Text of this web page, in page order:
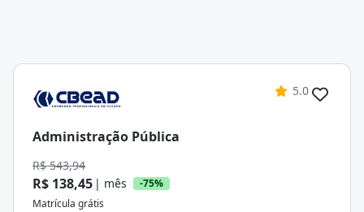
5.0
Administração Pública
R$ 543,94
R$ 138,45 | mês
-75%
Matrícula grátis